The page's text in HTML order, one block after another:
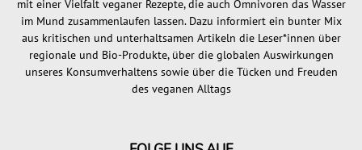
mit einer Vielfalt veganer Rezepte, die auch Omnivoren das Wasser
im Mund zusammenlaufen lassen. Dazu informiert ein bunter Mix
aus kritischen und unterhaltsamen Artikeln die Leser*innen über
regionale und Bio-Produkte, über die globalen Auswirkungen
unseres Konsumverhaltens sowie über die Tücken und Freuden
des veganen Alltags